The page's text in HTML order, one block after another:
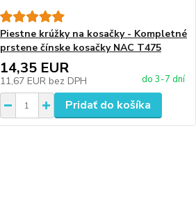
Piestne krúžky na kosačky - Kompletné
prstene čínske kosačky NAC T475
14,35 EUR
11,67 EUR bez DPH do 3-7 dní
Pridať do košíka